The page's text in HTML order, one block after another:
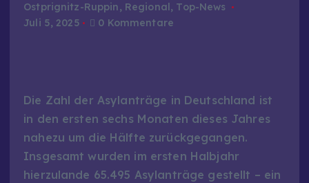
Ostprignitz-Ruppin, Regional, Top-News
Juli 5, 2025
0 Kommentare
Die Zahl der Asylanträge in Deutschland ist
in den ersten sechs Monaten dieses Jahres
nahezu um die Hälfte zurückgegangen.
Insgesamt wurden im ersten Halbjahr
hierzulande 65.495 Asylanträge gestellt – ein